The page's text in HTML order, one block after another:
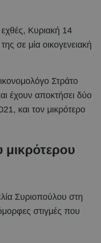
εχθές, Κυριακή 14
σε μία οικογενειακή
Στράτο
έχουν αποκτήσει δύο
και τον μικρότερο
Συριοπούλου στη
στιγμές που